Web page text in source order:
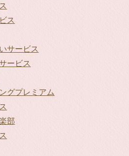
ス
サービス
ービス
グプレミアム
部